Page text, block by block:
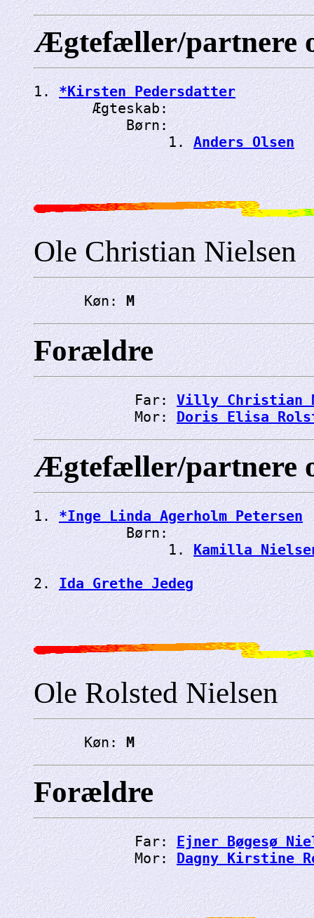
Ægtefæller/partnere
1. *Kirsten Pedersdatter
       Ægteskab:
           Børn:
                1.
Anders Olsen
Ole Christian Nielsen
      Køn:
M
Forældre
            Far:
Villy Christian
            Mor:
Doris Elisa
Ægtefæller/partnere
1. *Inge Linda Agerholm Petersen
           Børn:
                1.
Kamilla
2. Ida Grethe Jedeg
Ole Rolsted Nielsen
      Køn:
M
Forældre
            Far:
Ejner Bøgesø
            Mor:
Dagny Kirstine